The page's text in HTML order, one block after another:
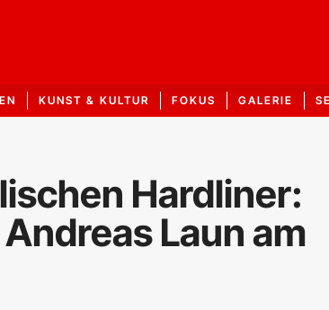
KUNST & KULTUR FOKUS GALERIE
Hardliner:
Laun am